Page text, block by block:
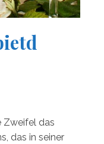
Zweifel das
das in seiner